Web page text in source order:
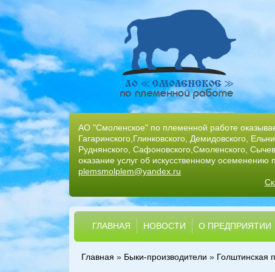
АО "Смоленское" по племенной работе
Гагаринского,Глинковского, Демидовского,
Руднянского, Сафоновского,Смоленского,
оказание услуг об искусственному
plemsmolplem@yandex.ru
ГЛАВНАЯ НОВОСТИ О ПРЕДПРИЯТИИ
Главная » Быки-производители » Голштинская